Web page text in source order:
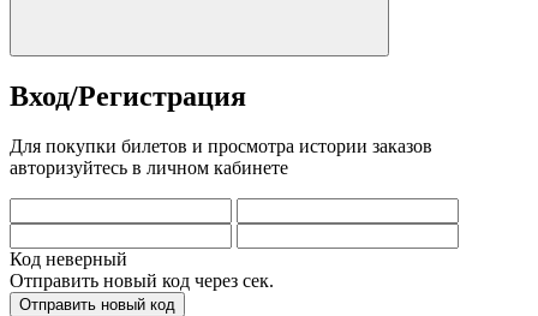
Вход/Регистрация
Для покупки билетов и просмотра истории заказов
авторизуйтесь в личном кабинете
Код неверный
Отправить новый код через сек.
Отправить новый код